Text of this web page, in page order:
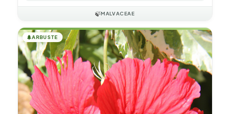
🍃MALVACEAE
🌲ARBUSTE